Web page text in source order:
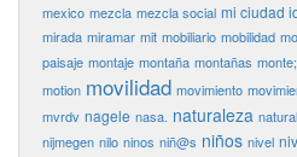
mexico mezcla mezcla social mi ciudad
mirada miramar mit mobiliario mobilidad
paisaje montaje montaña montañas monte;
motion movilidad movimiento
mvrdv nagele nasa. naturaleza
nijmegen nilo ninos niñ@s niños nivel